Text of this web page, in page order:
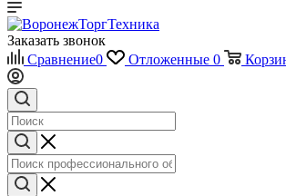
Заказать звонок
Сравнение0 Отложенные 0